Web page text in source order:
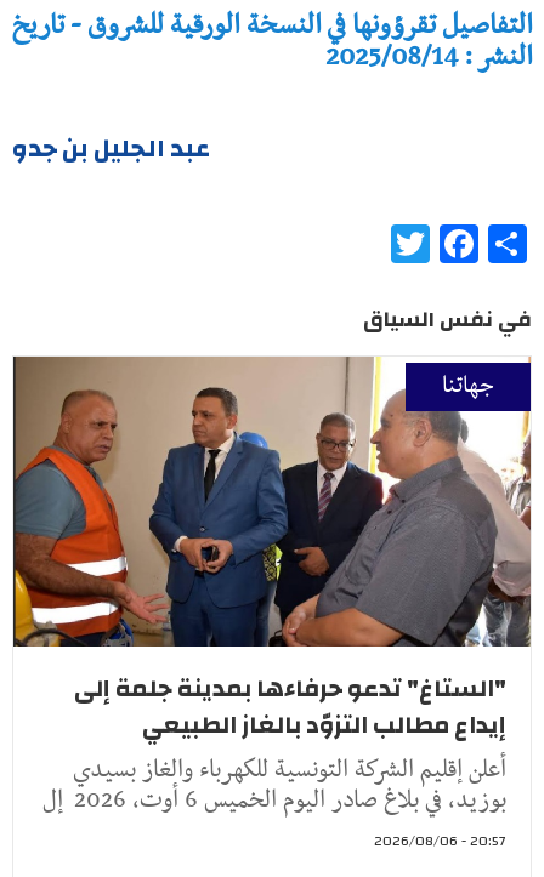
التفاصيل تقرؤونها في النسخة الورقية للشروق - تاريخ
النشر : 2025/08/14
عبد الجليل بن جدو
Share
Facebook
في نفس السياق
جهاتنا
"الستاغ" تدعو حرفاءها بمدينة جلمة إلى
إيداع مطالب التزوّد بالغاز الطبيعي
أعلن إقليم الشركة التونسية للكهرباء والغاز بسيدي
بوزيد، في بلاغ صادر اليوم الخميس 6 أوت، 2026 إل
20:57 - 2026/08/06